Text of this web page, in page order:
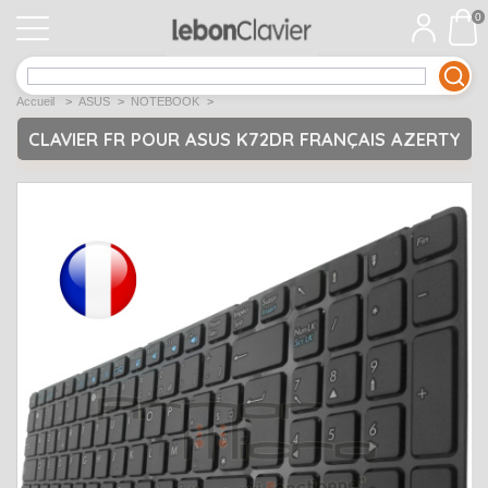
APPLE 1
Open submenu
ACER 12
Open submenu
Déstockage 5
Open submenu
EMACHINES 2
Open submenu
FUJITSU SIEMENS 2
Open submenu
HP 17
Open submenu
LENOVO Open submenu
0
Accueil > ASUS > NOTEBOOK >
CLAVIER FR POUR ASUS K72DR FRANÇAIS AZERTY